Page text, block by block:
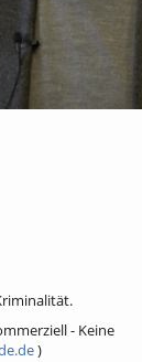
- Keine
)